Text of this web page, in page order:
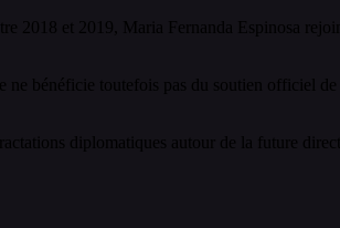
2018 et 2019, Maria Fernanda Espinosa
bénéficie toutefois pas du soutien officiel
diplomatiques autour de la future